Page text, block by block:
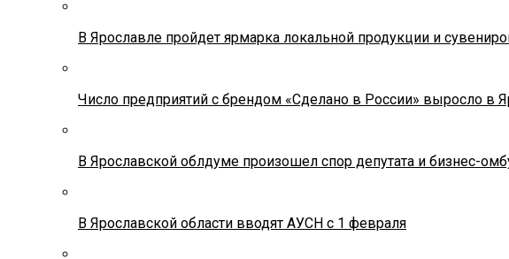
В Ярославле пройдет ярмарка локальной продукции и
Число предприятий с брендом «Сделано в России» выросло в
В Ярославской облдуме произошел спор депутата и бизнес-
В Ярославской области вводят АУСН с 1 февраля